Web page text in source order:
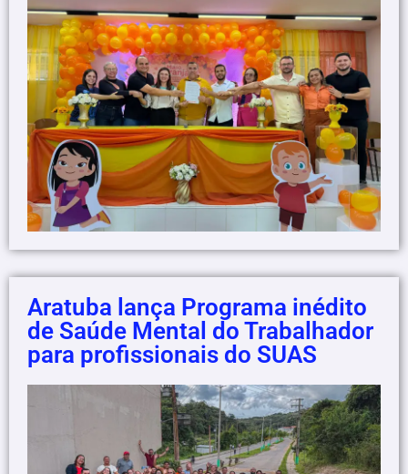
Aratuba lança Programa inédito
de Saúde Mental do Trabalhador
para profissionais do SUAS